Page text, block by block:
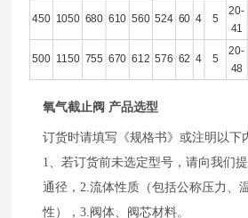
450 1050 680 610 560 524 60 4 5
20-
41
500 1150 755 670 612 576 62 4 5
20-
48
氧气截止阀 产品选型
订货时请填写《规格书》或注明以下
1、若订货前未选定型号，请向我们
通径，2.流体性质（包括公称压力、
性），3.阀体、阀芯材料。